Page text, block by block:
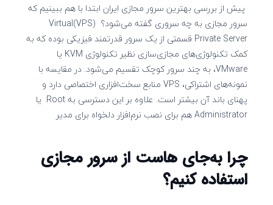
پیش‌ از بررسی بهترین سرور مجازی ایران ابتدا با هم ببینیم که
سرور مجازی به چه سروری گفته می‌شود؟ (VPS)Virtual
Private Server قسمتی از یک سرور قدرتمند فیزیکی بوده که به
کمک تکنولوژی‌های مجازی‌سازی نظیر تکنولوژی KVM یا
VMware، به چند سرور کوچک تقسیم می‌شود. در مقایسه با
نمونه‌های اشتراکی، VPS منابع سخت‌افزاری اختصاصی دارد و
پهنای باند آن بیشتر است. علاوه بر این دسترسی به Root یا
Administrator هم برای نصب نرم‌افزار دلخواه برای مدیر
چرا به‌جای هاست از سرور مجازی
استفاده کنیم؟